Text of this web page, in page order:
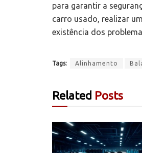
para garantir a
carro usado, realizar
existência dos
Tags: Alinhamento
Related Posts